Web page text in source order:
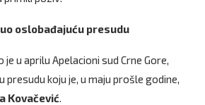
oslobađajuću presudu
u aprilu Apelacioni sud Crne Gore,
presudu koju je, u maju prošle godine,
Kovačević.